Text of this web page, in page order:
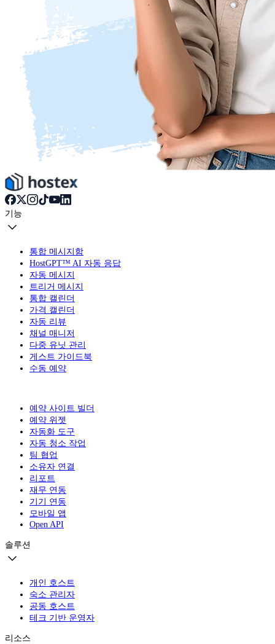
기능
통합 메시지함
HostGPT™ AI 자동 응답
자동 메시지
트리거 메시지
통합 캘린더
가격 캘린더
자동 리뷰
채널 매니저
다중 유닛 관리
게스트 가이드북
수동 예약
예약 사이트 빌더
예약 위젯
자동화 도구
자동 청소 작업
팀 협업
소유자 연결
리포트
재무 연동
기기 연동
모바일 앱
Open API
솔루션
개인 호스트
숙소 관리자
공동 호스트
테크 기반 운영자
리소스